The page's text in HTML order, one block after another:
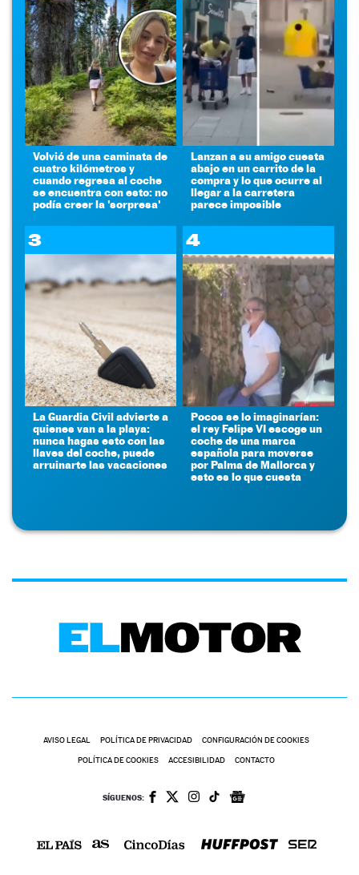
Volvió de una caminata de
cuatro kilómetros y
cuando regresa al coche
se encuentra con esto: no
podía creer la 'sorpresa'
Lanzan a su amigo cuesta
abajo en un carrito de la
compra y lo que ocurre al
llegar a la carretera
parece imposible
3
La Guardia Civil advierte a
quienes van a la playa:
nunca hagas esto con las
llaves del coche, puede
arruinarte las vacaciones
4
Pocos se lo imaginarían:
el rey Felipe VI escoge un
coche de una marca
española para moverse
por Palma de Mallorca y
esto es lo que cuesta
AVISO LEGAL POLÍTICA DE PRIVACIDAD CONFIGURACIÓN DE COOKIES
POLÍTICA DE COOKIES ACCESIBILIDAD CONTACTO
SÍGUENOS: